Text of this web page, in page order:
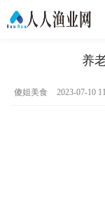
养
傻姐美食 2023-07-10